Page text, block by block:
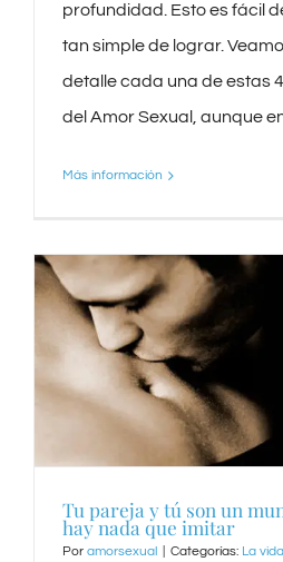
profundidad. Esto es fácil
tan simple de lograr.
detalle cada una de estas
del Amor Sexual, aunque
Más información
Tu pareja y tú son un
hay nada que imitar
Por amorsexual Categorías: La